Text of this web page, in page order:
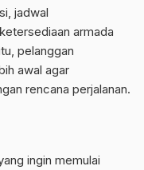
jadwal
armada
pelanggan
awal agar
rencana perjalanan.
ingin memulai